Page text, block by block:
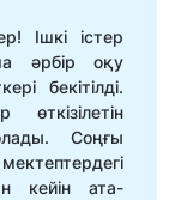
Ішкі істер
әрбір оқу
бекітілді.
Соңғы
кейін ата-